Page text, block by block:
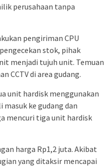
perusahaan tanpa
pengiriman CPU
stok, pihak
menjadi tujuh unit. Temuan
CCTV di area gudang.
unit hardisk menggunakan
masuk ke gudang dan
mencuri tiga unit hardisk
harga Rp1,2 juta. Akibat
yang ditaksir mencapai